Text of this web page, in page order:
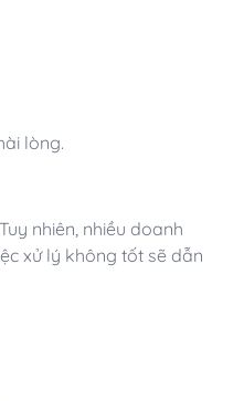
lòng.
nhiên, nhiều doanh
xử lý không tốt sẽ dẫn